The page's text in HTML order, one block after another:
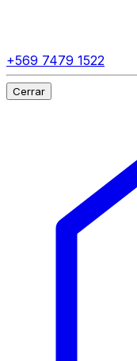
+569 7479 1522
Cerrar